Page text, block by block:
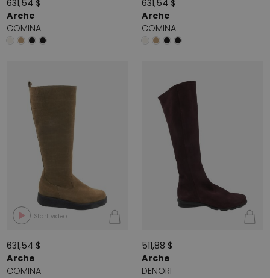
631,54 $
Arche
COMINA
631,54 $
Arche
COMINA
Start video
631,54 $
Arche
COMINA
511,88 $
Arche
DENORI